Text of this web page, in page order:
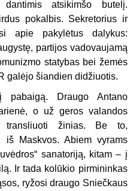
atsikimšo butelį.
pokalbis. Sekretorius ir
apie pakylėtus dalykus:
partijos vadovaujamą
statybas bei žemės
galėjo šiandien didžiuotis.
Draugo Antano
o už geros valandos
transliuoti žinias. Be to,
iš Maskvos. Abiem vyrams
sanatoriją, kitam – į
Ir tada kolūkio pirmininkas
ryžosi draugo Sniečkaus